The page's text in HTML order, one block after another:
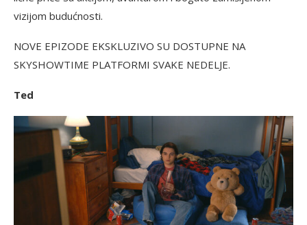
vizijom budućnosti.
NOVE EPIZODE EKSKLUZIVO SU DOSTUPNE NA
SKYSHOWTIME PLATFORMI SVAKE NEDELJE.
Ted